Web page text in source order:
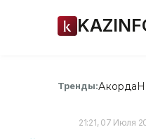
Тренды:Акорда
21:21, 07 Июля